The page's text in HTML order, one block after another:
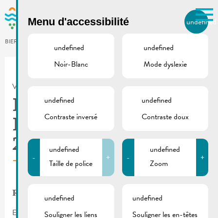
Skip to main content
BIERGER.REMICH.LU
Utilisez la recherche pour
Comme par exemple des contacts, des
VILLE DE REMICH / ACTUALITÉ
Rue Maatebierg |
Route barrée le
21.07.2025
Rue Maatebierg
En raison de travaux, la rue Maatebierg, serabarréeen date du
Menu d'accessibilité undefined
undefined
Noir-Blanc
undefined
Mode dyslexie
undefined
Contraste inversé
undefined
Contraste doux
-
undefined
Taille de police
+ -
undefined
Zoom
+
undefined
Souligner les liens
undefined
Souligner les en-têtes